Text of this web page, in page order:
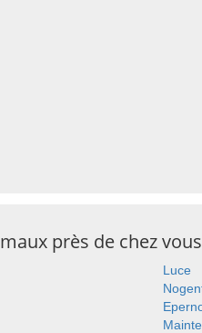
près de chez vous
Luce